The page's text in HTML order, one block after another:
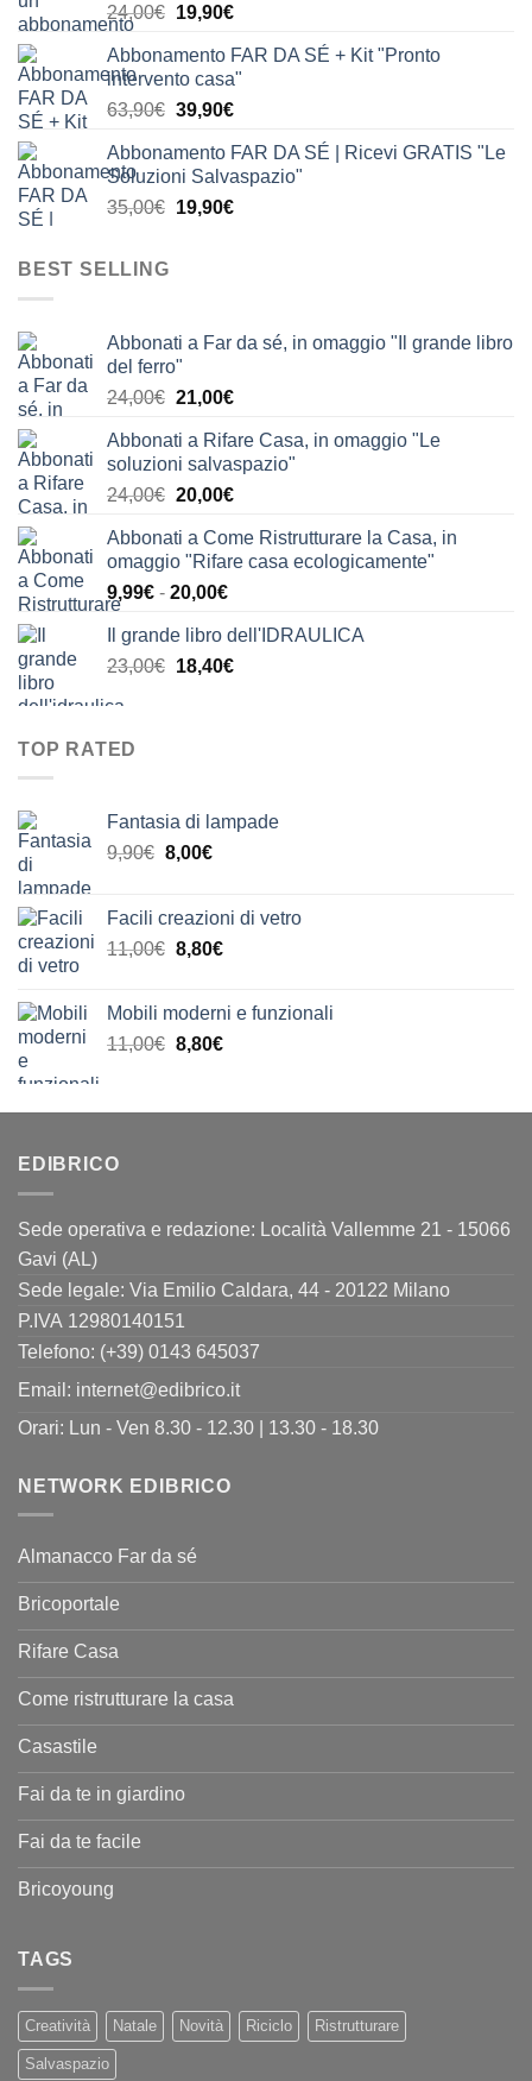
24,00€.19,90€.
24,00€ Il
originale
era:
24,00€.
19,90€Il
attuale
è:
19,90€.
Abbonamento FAR DA SÉ + Kit "Pronto
intervento casa"
63,90€ Il
originale
era:
63,90€.
39,90€Il
attuale
è:
39,90€.
Abbonamento FAR DA SÉ | Ricevi GRATIS "Le
Soluzioni Salvaspazio"
35,00€ Il
19,90€Il
BEST SELLING
Abbonati a Far da sé, in omaggio "Il grande libro
del ferro"
24,00€ Il
originale
era:
24,00€.
21,00€Il
attuale
è:
21,00€.
Abbonati a Rifare Casa, in omaggio "Le
soluzioni salvaspazio"
24,00€ Il
originale
era:
24,00€.
20,00€Il
attuale
è:
Abbonati a Come Ristrutturare la Casa, in
omaggio "Rifare casa ecologicamente"
9,99€ - 20,00€Fascia
prezzo:
da
Il grande libro dell'IDRAULICA
23,00€ Il
18,40€Il
TOP RATED
Fantasia di lampade
9,90€ Il
era:
9,90€.
8,00€Il
è:
8,00€.
Facili creazioni di vetro
11,00€ Il
era:
11,00€.
8,80€Il
è:
8,80€.
Mobili moderni e funzionali
11,00€ Il
era:
8,80€Il
è:
EDIBRICO
Sede operativa e redazione: Località Vallemme 21 - 15066
Gavi (AL)
Sede legale: Via Emilio Caldara, 44 - 20122 Milano
P.IVA 12980140151
Telefono: (+39) 0143 645037
Email: internet@edibrico.it
Orari: Lun - Ven 8.30 - 12.30 | 13.30 - 18.30
NETWORK EDIBRICO
Almanacco Far da sé
Bricoportale
Rifare Casa
Come ristrutturare la casa
Casastile
Fai da te in giardino
Fai da te facile
Bricoyoung
TAGS
Creatività Natale Novità Riciclo Ristrutturare
Salvaspazio